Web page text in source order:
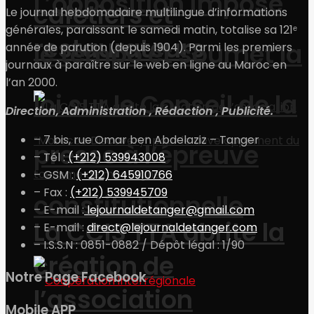
cafetiers et
restaurateurs
La CCIS TTA abrite la
création de
l’association
le tempo et soumet la
loi sur le Conseil de la
presse à l’épreuve
constitutionnelle
Le journal hebdomadaire multilingue d’informations
générales, paraissant le samedi matin, totalise sa 121ᵉ
année de parution (depuis 1904). Parmi les premiers
journaux à paraître sur le web en ligne au Maroc en
l’an 2000.
Direction, Administration , Rédaction , Publicité.
– 7 bis, rue Omar ben Abdelaziz – Tanger
– Tél :(+212) 539943008
– GSM :(+212) 645910766
– Fax : (+212) 539945709
– E-mail :lejournaldetanger@gmail.com
– E-mail :direct@lejournaldetanger.com
– I.S.S.N : 0851-0882 / Dépôt légal : 1/90
Notre Page Facebook